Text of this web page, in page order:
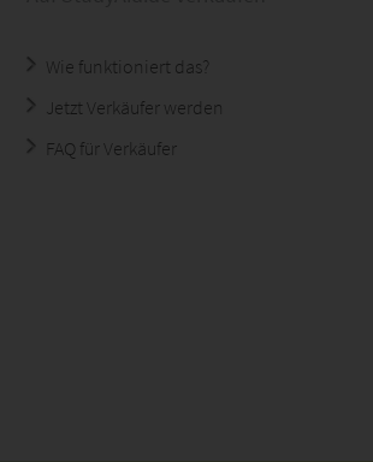
Wie funktioniert das?
Jetzt Verkäufer werden
FAQ für Verkäufer